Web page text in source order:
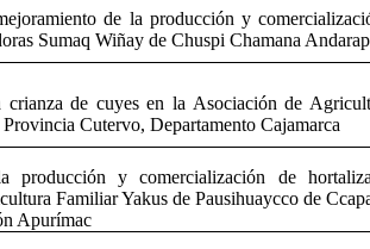
de la producción y
Sumaq Wiñay de Chuspi Chamana
crianza de cuyes en la Asociación de
Cutervo, Departamento Cajamarca
producción y comercialización de
Familiar Yakus de Pausihuaycco de
Apurímac